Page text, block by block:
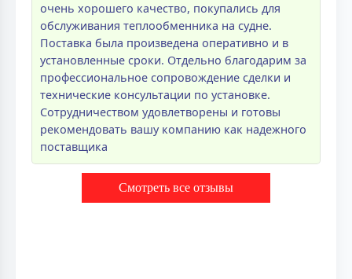
очень хорошего качество, покупались для
обслуживания теплообменника на судне.
Поставка была произведена оперативно и в
установленные сроки. Отдельно благодарим за
профессиональное сопровождение сделки и
технические консультации по установке.
Сотрудничеством удовлетворены и готовы
рекомендовать вашу компанию как надежного
поставщика
Смотреть все отзывы